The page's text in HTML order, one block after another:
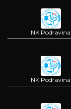
NK Podravina
NK Podravina